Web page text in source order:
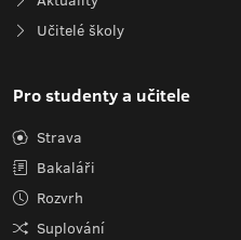
Učitelé školy
Pro studenty a učitele
Strava
Bakaláři
Rozvrh
Suplování